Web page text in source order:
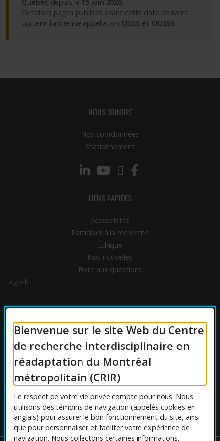
Bienvenue sur le site Web du Centre
de recherche interdisciplinaire en
réadaptation du Montréal
métropolitain (CRIR)
Le respect de votre vie privée compte pour nous. Nous
utilisons des témoins de navigation (appelés cookies en
anglais) pour assurer le bon fonctionnement du site, ainsi
que pour personnaliser et faciliter votre expérience de
navigation. Nous collectons certaines informations,
Partageons nos savoirs
Québec depuis le 15 juin 2026.
Certaines pages publiées avant cette date peuvent
contenir l'ancienne appellation CISSS et CIUSSS.
NOUS JOINDRE
Nos coordonnées
Stationnement
LinkedIn
YouTube
Twitter
LIENS RAPIDES
Accessibilité
Participer à la recherche
Éthique
Nos nouvelles
Foire aux questions
English
AFFILIATIONS UNIVERSITAIRES